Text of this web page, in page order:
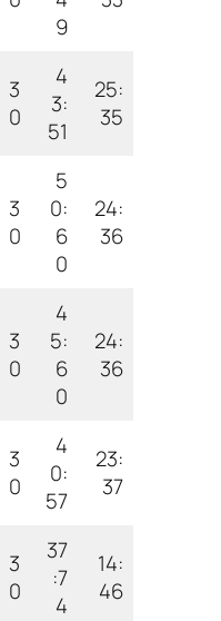
9
3
0
4
3:
51
25:
35
3
0
5
0:
6
0
24:
36
3
0
4
5:
6
0
24:
36
3
0
4
0:
57
23:
37
3
0
37
:7
4
14:
46